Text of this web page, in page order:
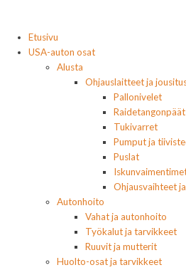
Etusivu
USA-auton osat
Alusta
Ohjauslaitteet ja
Pallonivelet
Raidetangonpäät
Tukivarret
Pumput ja
Puslat
Ohjausvaihteet
Autonhoito
Vahat ja autonhoito
Työkalut ja tarvikkeet
Ruuvit ja mutterit
Huolto-osat ja tarvikkeet